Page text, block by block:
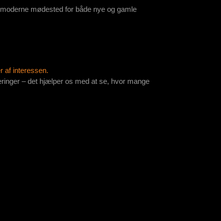
mødested for både nye og gamle
af interessen.
– det hjælper os med at se, hvor mange